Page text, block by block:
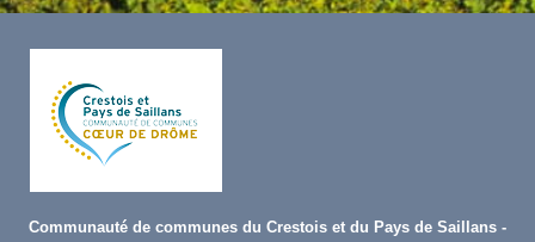
Communauté de communes du Crestois et du Pays de Saillans -